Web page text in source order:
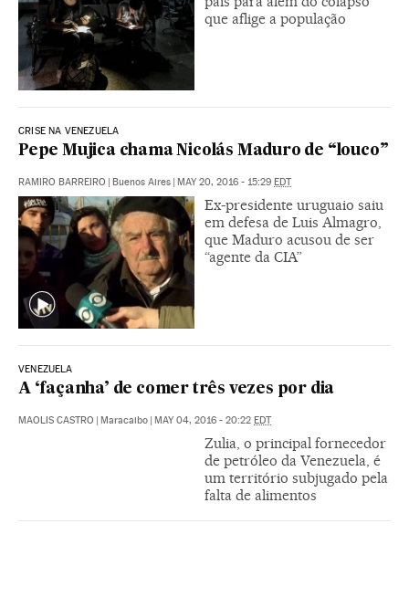
que aflige a população
CRISE NA VENEZUELA
Pepe Mujica chama Nicolás Maduro de “louco”
RAMIRO BARREIRO | Buenos Aires | MAY 20, 2016 - 15:29 EDT
Ex-presidente uruguaio saiu
em defesa de Luis Almagro,
que Maduro acusou de ser
“agente da CIA”
VENEZUELA
A ‘façanha’ de comer três vezes por dia
MAOLIS CASTRO | Maracaibo | MAY 04, 2016 - 20:22 EDT
Zulia, o principal fornecedor
de petróleo da Venezuela, é
um território subjugado pela
falta de alimentos